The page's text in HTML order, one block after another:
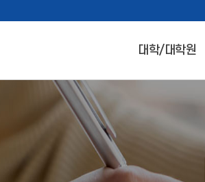
대학/대학원